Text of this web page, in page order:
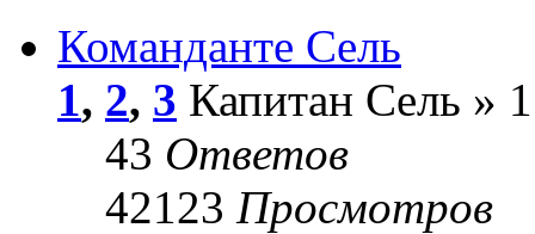
Команданте Сель
1, 2, 3 Капитан Сель »
43 Ответов
42123 Просмотров